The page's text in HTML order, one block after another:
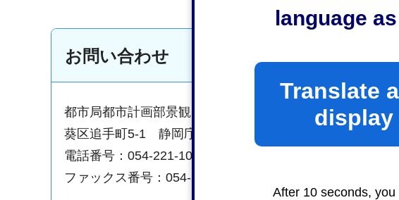
language
Translate
display
After 10 seconds,
お問い合わせ
都市局都市計画部景観まちづくり課都市景観推進係
葵区追手町5-1 静岡庁舎新館7階
電話番号：054-221-1049
ファックス番号：054-221-1294